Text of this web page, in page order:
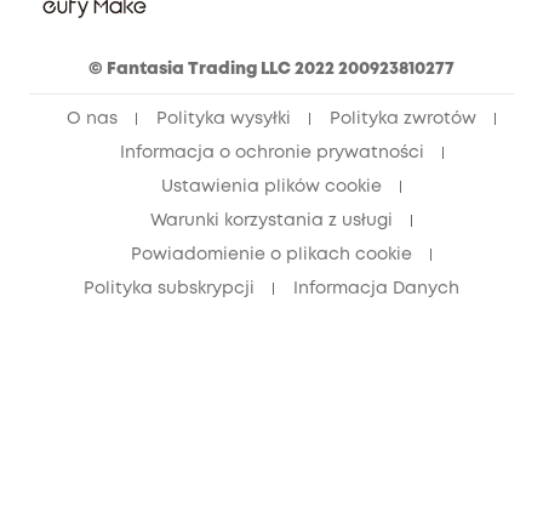
© Fantasia Trading LLC 2022 200923810277
O nas Polityka wysyłki Polityka zwrotów
Informacja o ochronie prywatności
Ustawienia plików cookie
Warunki korzystania z usługi
Powiadomienie o plikach cookie
Polityka subskrypcji Informacja Danych